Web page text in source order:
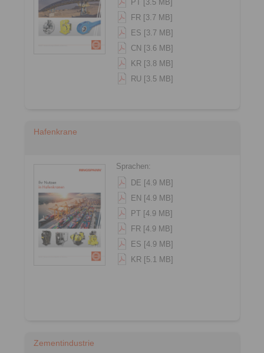
PT [3.5 MB]
FR [3.7 MB]
ES [3.7 MB]
CN [3.6 MB]
KR [3.8 MB]
RU [3.5 MB]
Hafenkrane
Sprachen:
DE [4.9 MB]
EN [4.9 MB]
PT [4.9 MB]
FR [4.9 MB]
ES [4.9 MB]
KR [5.1 MB]
Zementindustrie